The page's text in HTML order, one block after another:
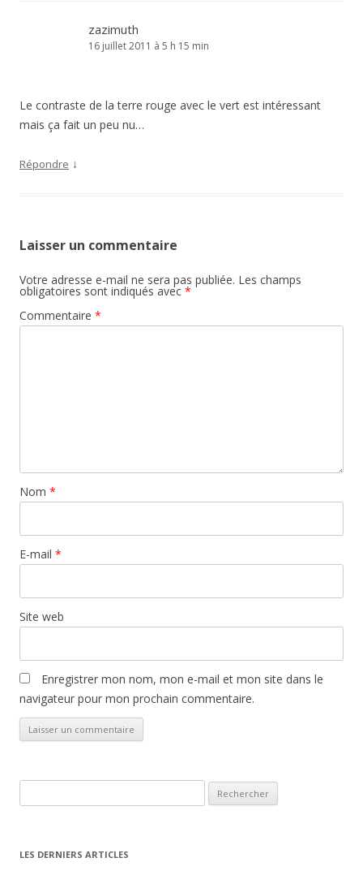
zazimuth
16 juillet 2011 à 5 h 15 min
Le contraste de la terre rouge avec le vert est intéressant
mais ça fait un peu nu…
Répondre ↓
Laisser un commentaire
Votre adresse e-mail ne sera pas publiée. Les champs
obligatoires sont indiqués avec *
Commentaire *
Nom *
E-mail *
Site web
Enregistrer mon nom, mon e-mail et mon site dans le
navigateur pour mon prochain commentaire.
LES DERNIERS ARTICLES